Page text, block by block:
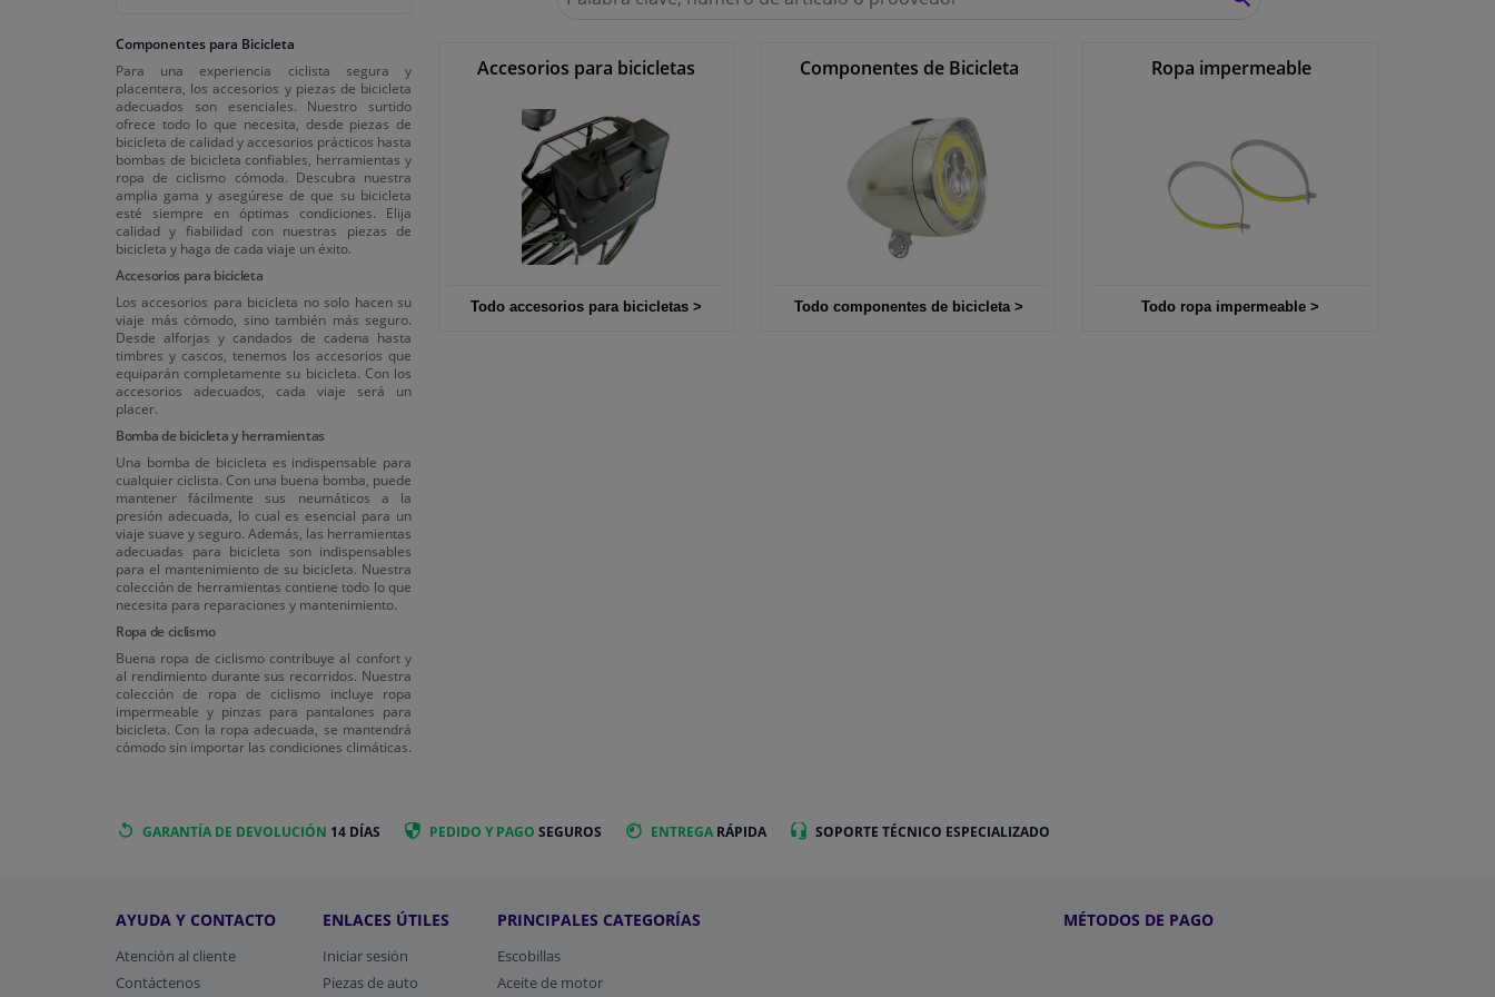
Componentes para Bicicleta
Para una experiencia ciclista segura y
placentera, los accesorios y piezas de bicicleta
adecuados son esenciales. Nuestro surtido
ofrece todo lo que necesita, desde piezas de
bicicleta de calidad y accesorios prácticos hasta
bombas de bicicleta confiables, herramientas y
ropa de ciclismo cómoda. Descubra nuestra
amplia gama y asegúrese de que su bicicleta
esté siempre en óptimas condiciones. Elija
calidad y fiabilidad con nuestras piezas de
bicicleta y haga de cada viaje un éxito.
Accesorios para bicicleta
Los accesorios para bicicleta no solo hacen su
viaje más cómodo, sino también más seguro.
Desde alforjas y candados de cadena hasta
timbres y cascos, tenemos los accesorios que
equiparán completamente su bicicleta. Con los
accesorios adecuados, cada viaje será un
placer.
Bomba de bicicleta y herramientas
Una bomba de bicicleta es indispensable para
cualquier ciclista. Con una buena bomba, puede
mantener fácilmente sus neumáticos a la
presión adecuada, lo cual es esencial para un
viaje suave y seguro. Además, las herramientas
adecuadas para bicicleta son indispensables
para el mantenimiento de su bicicleta. Nuestra
colección de herramientas contiene todo lo que
necesita para reparaciones y mantenimiento.
Ropa de ciclismo
Buena ropa de ciclismo contribuye al confort y
al rendimiento durante sus recorridos. Nuestra
colección de ropa de ciclismo incluye ropa
impermeable y pinzas para pantalones para
bicicleta. Con la ropa adecuada, se mantendrá
cómodo sin importar las condiciones climáticas.
en
BUSCAR
Accesorios para bicicletas
Todo accesorios para bicicletas >
Componentes de Bicicleta
Todo componentes de bicicleta >
Ropa impermeable
Todo ropa impermeable >
GARANTÍA DE DEVOLUCIÓN 14 DÍAS PEDIDO Y PAGO SEGUROS ENTREGA RÁPIDA SOPORTE TÉCNICO ESPECIALIZADO
AYUDA Y CONTACTO
Atención al cliente
Contáctenos
ENLACES ÚTILES
Iniciar sesión
Piezas de auto
PRINCIPALES CATEGORÍAS
Escobillas
Aceite de motor
MÉTODOS DE PAGO